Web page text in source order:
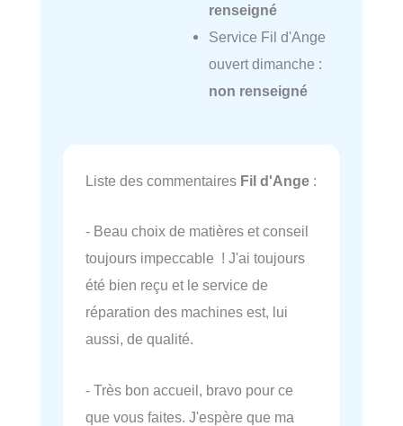
renseigné
Service Fil d'Ange
ouvert dimanche :
non renseigné
Liste des commentaires Fil d'Ange :
- Beau choix de matières et conseil
toujours impeccable ! J'ai toujours
été bien reçu et le service de
réparation des machines est, lui
aussi, de qualité.
- Très bon accueil, bravo pour ce
que vous faites. J'espère que ma